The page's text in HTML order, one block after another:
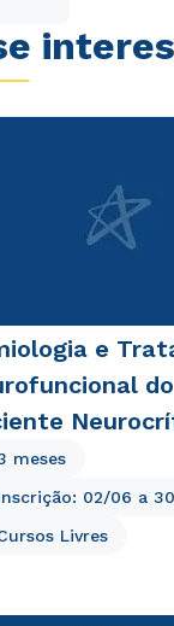
e
do
meses
Livres
02/06 a
para o
para o